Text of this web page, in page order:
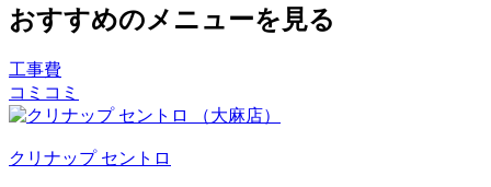
おすすめのメニューを見る
工事費
コミコミ
クリナップ セントロ